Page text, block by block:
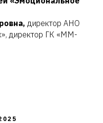
директор АНО
директор ГК «ММ-